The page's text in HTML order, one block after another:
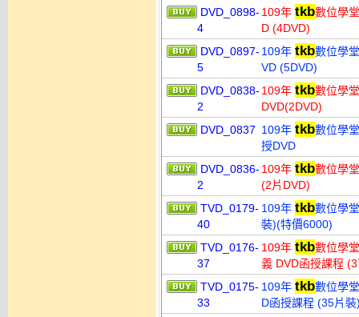
DVD_0898-
4
109年 tkb數位學
D (4DVD)
DVD_0897-
5
109年 tkb數位學
VD (5DVD)
DVD_0838-
2
109年 tkb數位學
DVD(2DVD)
DVD_0837 109年 tkb數位學
授DVD
DVD_0836-
2
109年 tkb數位學
(2片DVD)
TVD_0179-
40
109年 tkb數位學
裝)(特價6000)
TVD_0176-
37
109年 tkb數位學
義 DVD函授課程
TVD_0175-
33
109年 tkb數位學
D函授課程 (35片